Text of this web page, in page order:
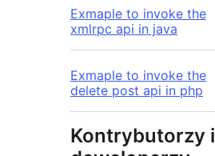
Exmaple to invoke the
xmlrpc api in java
Exmaple to invoke the
delete post api in php
Kontrybutorzy i